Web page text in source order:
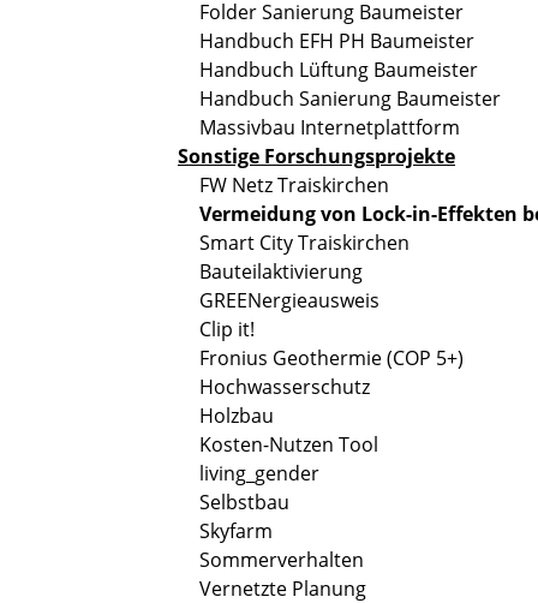
Folder Sanierung Baumeister
Handbuch EFH PH Baumeister
Handbuch Lüftung Baumeister
Handbuch Sanierung Baumeister
Massivbau Internetplattform
Sonstige Forschungsprojekte
FW Netz Traiskirchen
Vermeidung von Lock-in-Effekten
Smart City Traiskirchen
Bauteilaktivierung
GREENergieausweis
Clip it!
Fronius Geothermie (COP 5+)
Hochwasserschutz
Holzbau
Kosten-Nutzen Tool
living_gender
Selbstbau
Skyfarm
Sommerverhalten
Vernetzte Planung